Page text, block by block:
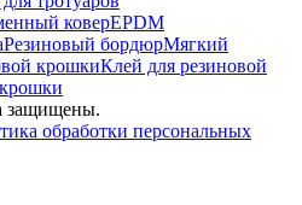
коверEPDM
Резиновый бордюрМягкий
крошкиКлей для резиновой
защищены.
обработки персональных